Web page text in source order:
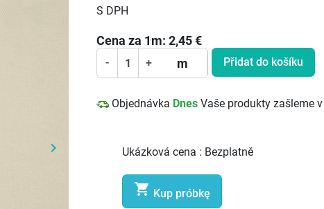
Další
keyboard_arrow_right
S DPH
Cena za 1m: 2,45€
- + m Přidat do košíku
Objednávka Dnes Vaše produkty zašleme v
Ukázková cena : Bezplatně
 Kup próbkę